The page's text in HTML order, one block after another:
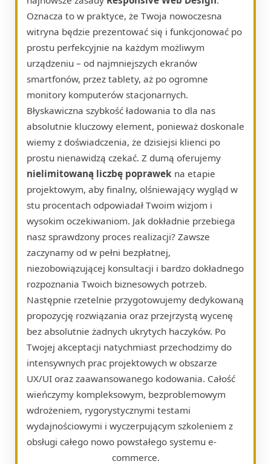
Oznacza to w praktyce, że Twoja nowoczesna
witryna będzie prezentować się i funkcjonować po
prostu perfekcyjnie na każdym możliwym
urządzeniu – od najmniejszych ekranów
smartfonów, przez tablety, aż po ogromne
monitory komputerów stacjonarnych.
Błyskawiczna szybkość ładowania to dla nas
absolutnie kluczowy element, ponieważ doskonale
wiemy z doświadczenia, że dzisiejsi klienci po
prostu nienawidzą czekać. Z dumą oferujemy
nielimitowaną liczbę poprawek na etapie
projektowym, aby finalny, olśniewający wygląd w
stu procentach odpowiadał Twoim wizjom i
wysokim oczekiwaniom. Jak dokładnie przebiega
nasz sprawdzony proces realizacji? Zawsze
zaczynamy od w pełni bezpłatnej,
niezobowiązującej konsultacji i bardzo dokładnego
rozpoznania Twoich biznesowych potrzeb.
Następnie rzetelnie przygotowujemy dedykowaną
propozycję rozwiązania oraz przejrzystą wycenę
bez absolutnie żadnych ukrytych haczyków. Po
Twojej akceptacji natychmiast przechodzimy do
intensywnych prac projektowych w obszarze
UX/UI oraz zaawansowanego kodowania. Całość
wieńczymy kompleksowym, bezproblemowym
wdrożeniem, rygorystycznymi testami
wydajnościowymi i wyczerpującym szkoleniem z
obsługi całego nowo powstałego systemu e-
commerce.